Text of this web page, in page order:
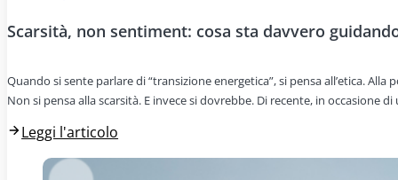
Scarsità, non sentiment: cosa sta davvero
Quando si sente parlare di “transizione energetica”, si pensa all’etica.
Non si pensa alla scarsità. E invece si dovrebbe. Di recente, in
Leggi l'articolo